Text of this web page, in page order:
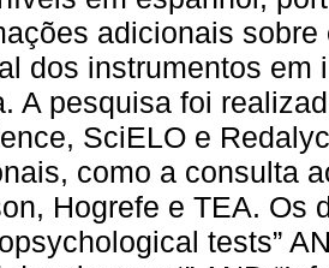
adicionais
dos instrumentos em
A pesquisa foi
SciELO e
como a consulta
Hogrefe e TEA. Os
tests”